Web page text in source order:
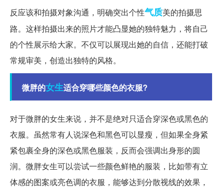
反应该和拍摄对象沟通，明确突出个性气质美的拍摄思
路。这样拍摄出来的照片才能凸显她的独特魅力，将自己
的个性展示给大家。不仅可以展现出她的自信，还能打破
常规审美，创造出独特的风格。
微胖的女生适合穿哪些颜色的衣服?
对于微胖的女生来说，并不是绝对只适合穿深色或黑色的
衣服。虽然常有人说深色和黑色可以显瘦，但如果全身紧
紧包裹全身的深色或黑色服装，反而会强调出身形的圆
润。微胖女生可以尝试一些颜色鲜艳的服装，比如带有立
体感的图案或亮色调的衣服，能够达到分散视线的效果，